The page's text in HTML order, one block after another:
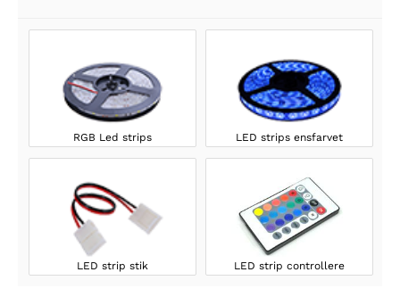
RGB Led strips LED strips ensfarvet
LED strip stik LED strip controllere